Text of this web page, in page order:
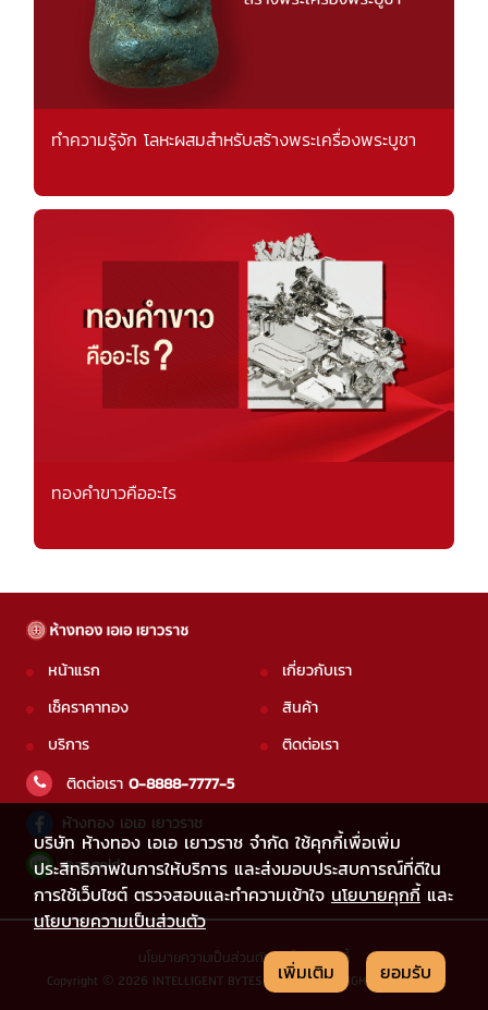
ทำความรู้จัก โลหะผสมสำหรับสร้างพระเครื่องพระบูชา
ทองคำขาวคืออะไร
บริษัท ห้างทอง เอเอ เยาวราช จำกัด ใช้คุกกี้เพื่อเพิ่ม
ประสิทธิภาพในการให้บริการ และส่งมอบประสบการณ์ที่ดีใน
การใช้เว็บไซต์ ตรวจสอบและทำความเข้าใจ นโยบายคุกกี้และ
นโยบายความเป็นส่วนตัว
เพิ่มเติม
ยอมรับ
หน้าแรก
เช็คราคาทอง
บริการ
เกี่ยวกับเรา
สินค้า
ติดต่อเรา
ติดต่อเรา 0-8888-7777-5
ห้างทอง เอเอ เยาวราช
@aagold
นโยบายความเป็นส่วนตัว|นโยบายคุกกี้
Copyright © 2026 INTELLIGENT BYTES CO.,LTD. ALL RIGHTS RESERVED.